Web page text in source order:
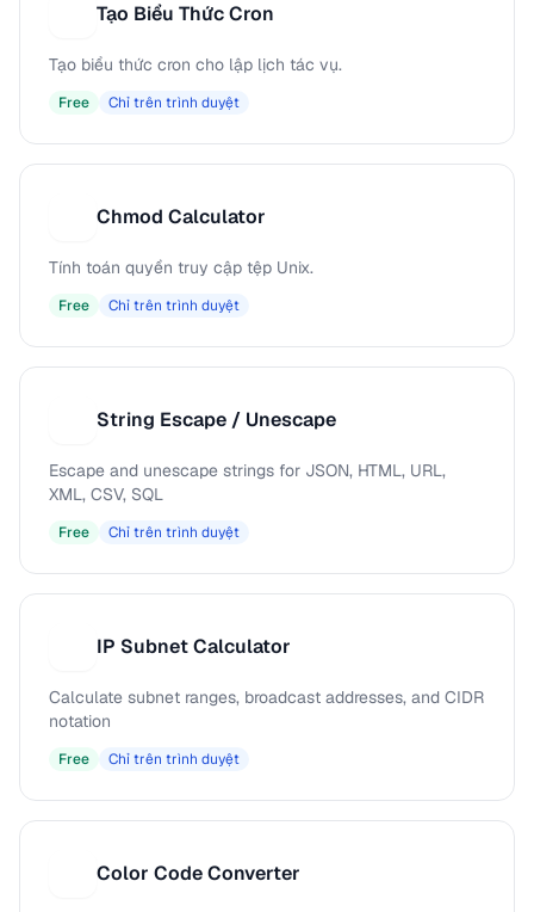
Tạo Biểu Thức Cron
Tạo biểu thức cron cho lập lịch tác vụ.
Free Chỉ trên trình duyệt
Chmod Calculator
Tính toán quyền truy cập tệp Unix.
Free Chỉ trên trình duyệt
String Escape / Unescape
Escape and unescape strings for JSON, HTML, URL,
XML, CSV, SQL
Free Chỉ trên trình duyệt
IP Subnet Calculator
Calculate subnet ranges, broadcast addresses, and CIDR
notation
Free Chỉ trên trình duyệt
Color Code Converter